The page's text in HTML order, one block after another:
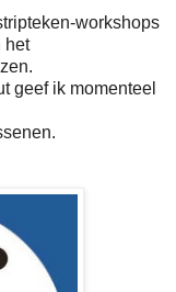
workshops
het
geef ik momenteel